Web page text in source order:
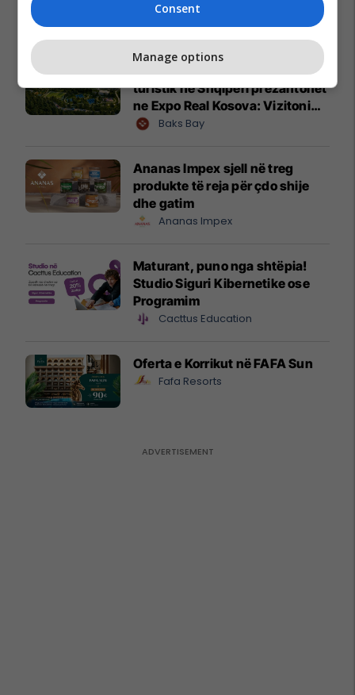
Promo Reklamo këtu
turistik në Shqipëri prezantohet
ne Expo Real Kosova: Vizitoni
shtandin dhe zbuloni
Baks Bay
Ananas Impex sjell në treg
produkte të reja për çdo shije
dhe gatim
Ananas Impex
Maturant, puno nga shtëpia!
Studio Siguri Kibernetike ose
Programim
Cacttus Education
Oferta e Korrikut në FAFA Sun
Fafa Resorts
Consent
Manage options